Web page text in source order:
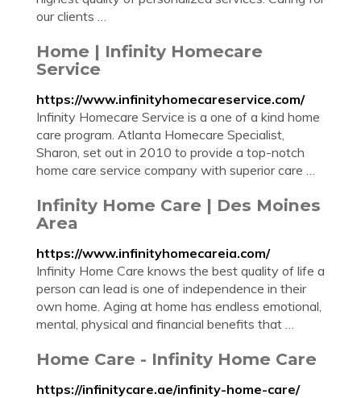
our clients …
Home | Infinity Homecare
Service
https://www.infinityhomecareservice.com/
Infinity Homecare Service is a one of a kind home
care program. Atlanta Homecare Specialist,
Sharon, set out in 2010 to provide a top-notch
home care service company with superior care …
Infinity Home Care | Des Moines
Area
https://www.infinityhomecareia.com/
Infinity Home Care knows the best quality of life a
person can lead is one of independence in their
own home. Aging at home has endless emotional,
mental, physical and financial benefits that …
Home Care - Infinity Home Care
https://infinitycare.ae/infinity-home-care/